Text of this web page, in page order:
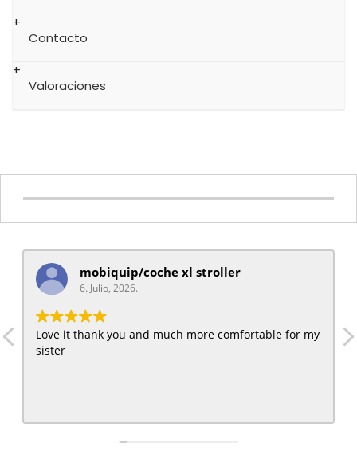
Contacto
Valoraciones
mobiquip/coche xl stroller
6. Julio, 2026.
Love it thank you and much more comfortable for my
sister